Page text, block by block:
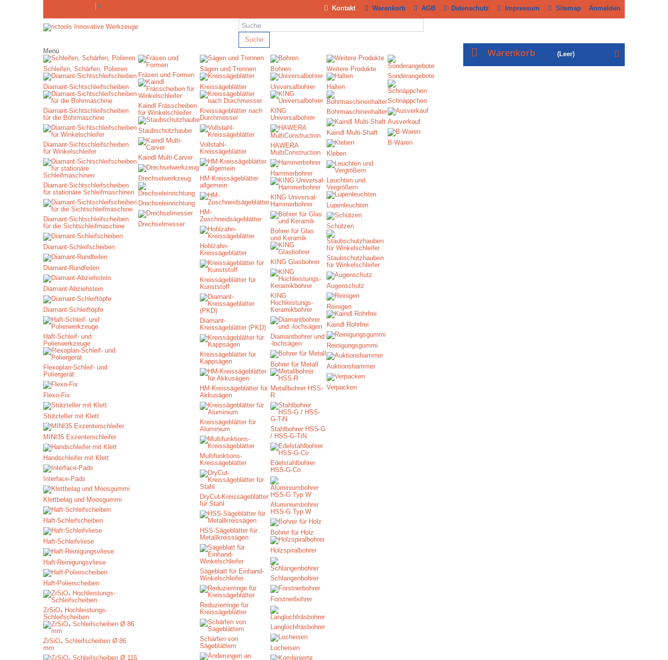
Anmelden
▼ Sitemap
Impressum
Datenschutz
AGB
Warenkorb
Kontakt
Suche
Warenkorb (Leer)
Menü
Schleifen, Schärfen, Polieren
Diamant-Sichtschleifscheiben
Diamant-Sichtschleifscheiben
für die Bohrmaschine
Diamant-Sichtschleifscheiben
für Winkelschleifer
Diamant-Sichtschleifscheiben
für stationäre Schleifmaschinen
Diamant-Sichtschleifscheiben
für die Sichtschleifmaschine
Diamant-Schleifscheiben
Diamant-Rundfeilen
Diamant-Abziehstein
Diamant-Schleiftöpfe
Haft-Schleif- und
Polierwerkzeuge
Flexoplan-Schleif- und
Poliergerät
Flexo-Fix
Stützteller mit Klett
MINI35 Exzenterschleifer
Handschleifer mit Klett
Interface-Pads
Klettbelag und Moosgummi
Haft-Schleifscheiben
Haft-Schleifvliese
Haft-Reinigungsvliese
Haft-Polierscheiben
ZrSiO₄ Hochleistungs-
Schleifscheiben
ZrSiO₄ Schleifscheiben Ø 86
mm
Fräsen und Formen
Kaindl Frässcheiben
für Winkelschleifer
Staubschutzhaube
Kaindl Multi-Carver
Drechselwerkzeug
Drechseleinrichtung
Drechselmesser
Sägen und Trennen
Kreissägeblätter
Kreissägeblätter nach
Durchmesser
Vollstahl-
Kreissägeblätter
HM-Kreissägeblätter
allgemein
HM-
Zuschneidsägeblätter
Hohlzahn-
Kreissägeblätter
Kreissägeblätter für
Kunststoff
Diamant-
Kreissägeblätter (PKD)
Kreissägeblätter für
Kappsägen
HM-Kreissägeblätter für
Akkusägen
Kreissägeblätter für
Aluminium
Multifunktions-
Kreissägeblätter
DryCut-Kreissägeblätter
für Stahl
HSS-Sägeblätter für
Metallkreissägen
Sägeblatt für Einhand-
Winkelschleifer
Reduzierringe für
Kreissägeblätter
Schärfen von
Sägeblättern
Bohren
Universalbohrer
KING
Universalbohrer
HAWERA
MultiConstruction
Hammerbohrer
KING Universal-
Hammerbohrer
Bohrer für Glas
und Keramik
KING Glasbohrer
KING
Hochleistungs-
Keramikbohrer
Diamantbohrer und
-lochsägen
Bohrer für Metall
Metallbohrer HSS-
R
Stahlbohrer HSS-G
/ HSS-G-TiN
Edelstahlbohrer
HSS-G-Co
Aluminiumbohrer
HSS-G Typ W
Bohrer für Holz
Holzspiralbohrer
Schlangenbohrer
Forstnerbohrer
Langlochfräsbohrer
Locheisen
Weitere Produkte
Halten
Bohrmaschinenhalter
Kaindl Multi-Shaft
Kleben
Leuchten und
Vergrößern
Lupenleuchten
Schützen
Staubschutzhauben
für Winkelschleifer
Augenschutz
Reinigen
Kaindl Rohrfrei
Reinigungsgummi
Auktionshammer
Verpacken
Sonderangebote
Schnäppchen
Ausverkauf
B-Waren